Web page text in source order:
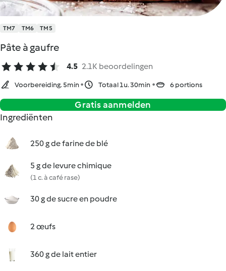
TM7 TM6 TM5
Pâte à gaufre
4.5 2.1K beoordelingen
Voorbereiding. 5min Totaal 1u. 30min 6 portions
Gratis aanmelden
Ingrediënten
250 g de farine de blé
5 g de levure chimique
(1 c. à café rase)
30 g de sucre en poudre
2 œufs
360 g de lait entier